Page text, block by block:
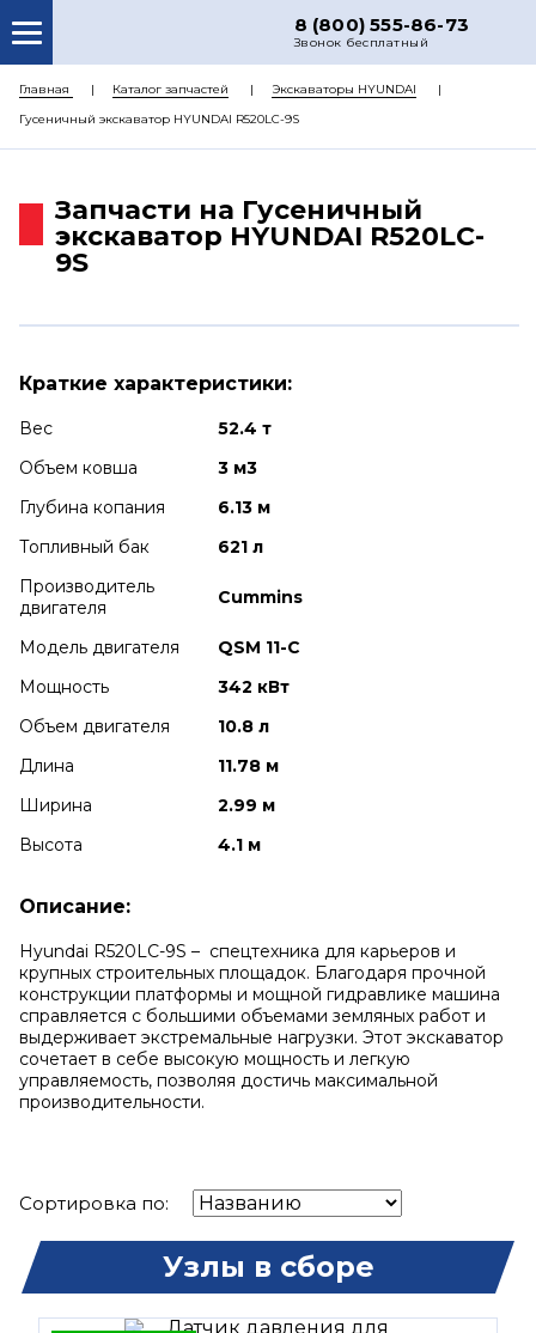
8 (800) 555-86-73
Звонок бесплатный
О НАС
КАТАЛОГ ЗАПЧАСТЕЙ
ДОСТАВКА
Главная Каталог запчастей
Экскаваторы HYUNDAI
Гусеничный экскаватор HYUNDAI R520LC-9S
Запчасти на Гусеничный
экскаватор HYUNDAI R520LC-
9S
Краткие характеристики:
Вес
52.4 т
Объем ковша
3 м3
Глубина копания
6.13 м
Топливный бак
621 л
Производитель
двигателя
Cummins
Модель двигателя
QSM 11-C
Мощность
342 кВт
Объем двигателя
10.8 л
Длина
11.78 м
Ширина
2.99 м
Высота
4.1 м
Описание:
Hyundai R520LC-9S – спецтехника для карьеров и
крупных строительных площадок. Благодаря прочной
конструкции платформы и мощной гидравлике машина
справляется с большими объемами земляных работ и
выдерживает экстремальные нагрузки. Этот экскаватор
сочетает в себе высокую мощность и легкую
управляемость, позволяя достичь максимальной
производительности.
Сортировка по:
Узлы в сборе